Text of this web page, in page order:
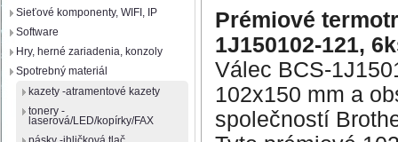
Sieťové komponenty, WIFI, IP
Software
Hry, herné zariadenia, konzoly
Spotrebný materiál
kazety -atramentové kazety
tonery -
laserová/LED/kopírky/FAX
Prémiové
1J150102-121,
Válec BCS-
102x150 mm a
společností